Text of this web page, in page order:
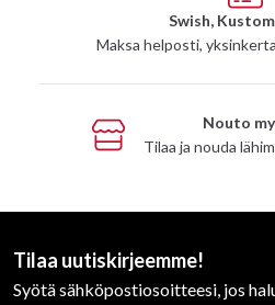
Swish,
Maksa helposti,
Nouto
Tilaa ja nouda
Tilaa uutiskirjeemme!
Syötä sähköpostiosoitteesi, jos